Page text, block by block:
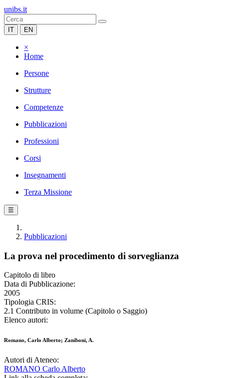
unibs.it
IT EN
×
Home
Persone
Strutture
Competenze
Pubblicazioni
Professioni
Corsi
Insegnamenti
Terza Missione
☰
Pubblicazioni
La prova nel procedimento di sorveglianza
Capitolo di libro
Data di Pubblicazione:
2005
Tipologia CRIS:
2.1 Contributo in volume (Capitolo o Saggio)
Elenco autori:
Romano, Carlo Alberto; Zaniboni, A.
Autori di Ateneo:
ROMANO Carlo Alberto